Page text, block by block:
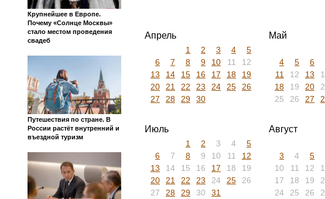
Крупнейшее в Европе.
Почему «Солнце Москвы»
стало местом проведения
свадеб
Путешествия по стране. В
России растёт внутренний и
въездной туризм
Апрель
1 2 3 4
5
6
7 8 9 10 11
12
13
14 15 16 17 18
19
20
21 22 23 24 25
26
27
28 29 30
Май
4
5 6
11
12 13
18
19 20
25
26 27
Июль
1 2 3 4
5
6
7 8 9 10 11
12
13
14 15 16 17 18
19
20
21 22 23 24 25
26
27
28 29 30 31
Август
3
4 5
10
11 12
17
18 19
24
25 26